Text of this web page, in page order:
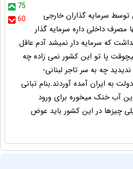
75
60
سرمایه گذاران خارجی
مصرف داخلی داره سرمایه گذار
که سرمایه دار نمیشد آدم عاقل
پا تو این کشور نمی زاده چه
چه به سر تاجر لبنانی-
به ایران آمده آوردند.بنام تبانی
آب خنک میخوره برای ورود
چیزها در این کشور باید عوض